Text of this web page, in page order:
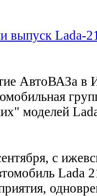
выпуск Lada-
АвтоВАЗа в
моделей
с
Lada